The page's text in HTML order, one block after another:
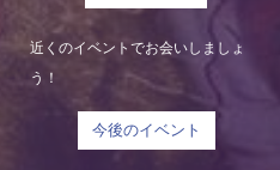
近くのイベントでお会いしましょ
う！
今後のイベント